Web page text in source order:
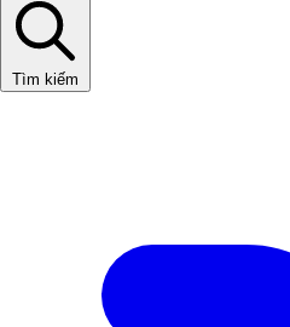
Tìm kiếm